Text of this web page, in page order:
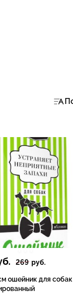
269 руб.
ошейник для собак